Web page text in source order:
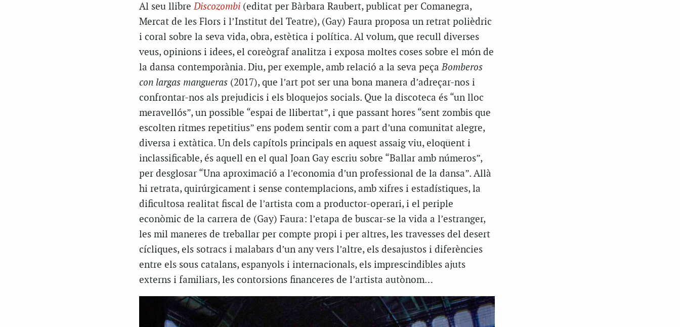
Al seu llibreDiscozombi(editat per Bàrbara Raubert, publicat per Comanegra,
Mercat de les Flors i l’Institut del Teatre), (Gay) Faura proposa un retrat polièdric
i coral sobre la seva vida, obra, estètica i política. Al volum, que recull diverses
veus, opinions i idees, el coreògraf analitza i exposa moltes coses sobre el món de
la dansa contemporània. Diu, per exemple, amb relació a la seva peça Bomberos
con largas mangueras(2017), que l’art pot ser una bona manera d’adreçar-nos i
confrontar-nos als prejudicis i els bloquejos socials. Que la discoteca és “un lloc
meravellós”, un possible “espai de llibertat”, i que passant hores “sent zombis que
escolten ritmes repetitius” ens podem sentir com a part d’una comunitat alegre,
diversa i extàtica. Un dels capítols principals en aquest assaig viu, eloqüent i
inclassificable, és aquell en el qual Joan Gay escriu sobre “Ballar amb números”,
per desglosar “Una aproximació a l’economia d’un professional de la dansa”. Allà
hi retrata, quirúrgicament i sense contemplacions, amb xifres i estadístiques, la
dificultosa realitat fiscal de l’artista com a productor-operari, i el periple
econòmic de la carrera de (Gay) Faura: l’etapa de buscar-se la vida a l’estranger,
les mil maneres de treballar per compte propi i per altres, les travesses del desert
cícliques, els sotracs i malabars d’un any vers l’altre, els desajustos i diferències
entre els sous catalans, espanyols i internacionals, els imprescindibles ajuts
externs i familiars, les contorsions financeres de l’artista autònom…